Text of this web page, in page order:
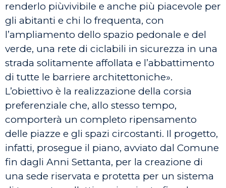
renderlo piùvivibile e anche più piacevole per
gli abitanti e chi lo frequenta, con
l’ampliamento dello spazio pedonale e del
verde, una rete di ciclabili in sicurezza in una
strada solitamente affollata e l’abbattimento
di tutte le barriere architettoniche».
L’obiettivo è la realizzazione della corsia
preferenziale che, allo stesso tempo,
comporterà un completo ripensamento
delle piazze e gli spazi circostanti. Il progetto,
infatti, prosegue il piano, avviato dal Comune
fin dagli Anni Settanta, per la creazione di
una sede riservata e protetta per un sistema